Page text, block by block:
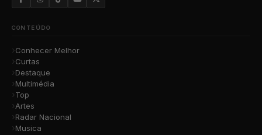
CONTEÚDO
Conhecer Melhor
Curtas
Destaque
Multimédia
Top
Artes
Radar Nacional
Musica